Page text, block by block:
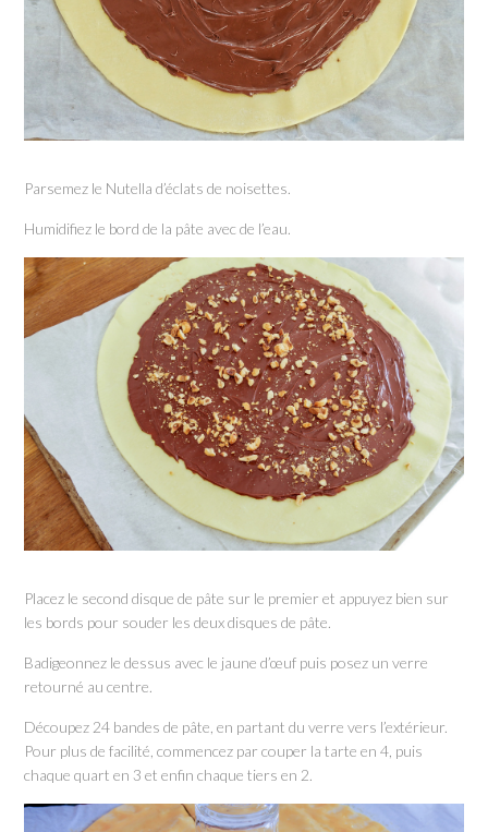
Parsemez le Nutella d’éclats de noisettes.
Humidifiez le bord de la pâte avec de l’eau.
Placez le second disque de pâte sur le premier et appuyez bien sur
les bords pour souder les deux disques de pâte.
Badigeonnez le dessus avec le jaune d’œuf puis posez un verre
retourné au centre.
Découpez 24 bandes de pâte, en partant du verre vers l’extérieur.
Pour plus de facilité, commencez par couper la tarte en 4, puis
chaque quart en 3 et enfin chaque tiers en 2.